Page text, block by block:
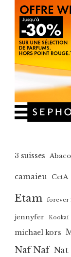
3 suisses Abaco
camaieu CetA
Etam forever
jennyfer Kookai
michael kors
Naf Naf